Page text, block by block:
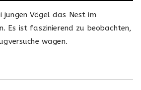
jungen Vögel das Nest im
Es ist faszinierend zu beobachten,
wagen.